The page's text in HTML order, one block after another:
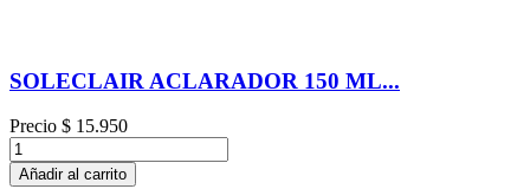
SOLECLAIR ACLARADOR 150 ML...
Precio $ 15.950
Añadir al carrito